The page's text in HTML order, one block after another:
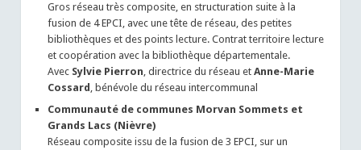
Gros réseau très composite, en structuration suite à la
fusion de 4 EPCI, avec une tête de réseau, des petites
bibliothèques et des points lecture. Contrat territoire lecture
et coopération avec la bibliothèque départementale.
Avec Sylvie Pierron, directrice du réseau et Anne-Marie
Cossard , bénévole du réseau intercommunal
Communauté de communes Morvan Sommets et
Grands Lacs (Nièvre)
Réseau composite issu de la fusion de 3 EPCI, sur un